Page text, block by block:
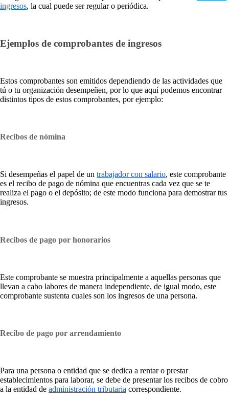
ingresos, la cual puede ser regular o periódica.
Ejemplos de comprobantes de ingresos
Estos comprobantes son emitidos dependiendo de las actividades que
tú o tu organización desempeñen, por lo que aquí podemos encontrar
distintos tipos de estos comprobantes, por ejemplo:
Recibos de nómina
Si desempeñas el papel de un trabajador con salario, este comprobante
es el recibo de pago de nómina que encuentras cada vez que se te
realiza el pago o el depósito; de este modo funciona para demostrar tus
ingresos.
Recibos de pago por honorarios
Este comprobante se muestra principalmente a aquellas personas que
llevan a cabo labores de manera independiente, de igual modo, este
comprobante sustenta cuales son los ingresos de una persona.
Recibo de pago por arrendamiento
Para una persona o entidad que se dedica a rentar o prestar
establecimientos para laborar, se debe de presentar los recibos de cobro
a la entidad de administración tributaria correspondiente.